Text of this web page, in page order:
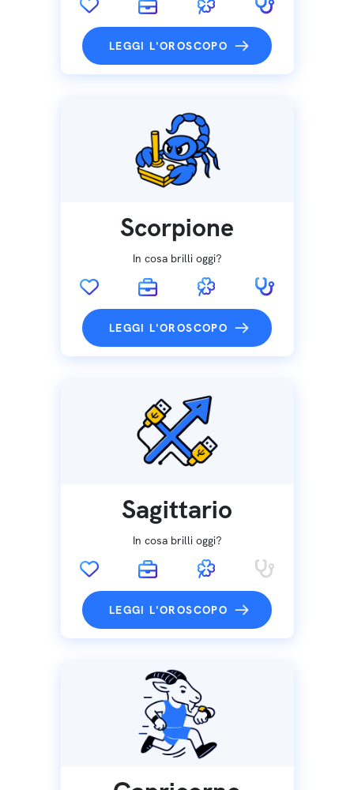
LEGGI L'OROSCOPO
Scorpione
In cosa brilli oggi?
LEGGI L'OROSCOPO
Sagittario
In cosa brilli oggi?
LEGGI L'OROSCOPO